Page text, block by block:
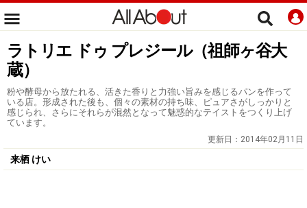
ラトリエ ドゥ プレジール（祖師ヶ谷大
蔵）
粉や酵母から放たれる、活きた香りと力強い旨みを感じるパンを作って
いる店。形成された後も、個々の素材の持ち味、ピュアさがしっかりと
感じられ、さらにそれらが混然となって魅惑的なテイストをつくり上げ
ています。
更新日： 2014年02月11日
来栖 けい